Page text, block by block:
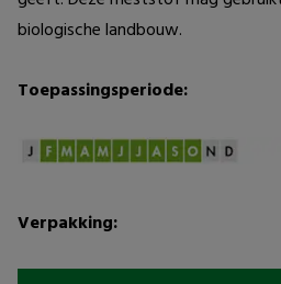
biologische landbouw.
Toepassingsperiode:
Verpakking: